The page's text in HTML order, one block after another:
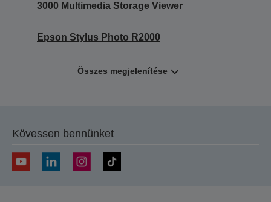
3000 Multimedia Storage Viewer
Epson Stylus Photo R2000
Összes megjelenítése
Kövessen bennünket